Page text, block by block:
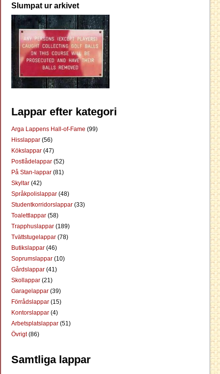
Slumpat ur arkivet
Lappar efter kategori
Arga Lappens Hall-of-Fame (99)
Hisslappar (56)
Kökslappar (47)
Postlådelappar (52)
På Stan-lappar (81)
Skyltar (42)
Språkpolislappar (48)
Studentkorridorslappar (33)
Toalettlappar (58)
Trapphuslappar (189)
Tvättstugelappar (78)
Butikslappar (46)
Soprumslappar (10)
Gårdslappar (41)
Skollappar (21)
Garagelappar (39)
Förrådslappar (15)
Kontorslappar (4)
Arbetsplatslappar (51)
Övrigt(86)
Samtliga lappar